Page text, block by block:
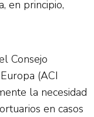
en principio,
Consejo
(ACI
la necesidad
en casos